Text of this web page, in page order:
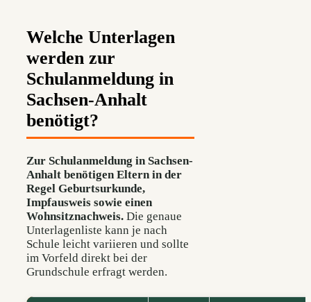
Welche Unterlagen
werden zur
Schulanmeldung in
Sachsen-Anhalt
benötigt?
Zur Schulanmeldung in Sachsen-
Anhalt benötigen Eltern in der
Regel Geburtsurkunde,
Impfausweis sowie einen
Wohnsitznachweis. Die genaue
Unterlagenliste kann je nach
Schule leicht variieren und sollte
im Vorfeld direkt bei der
Grundschule erfragt werden.